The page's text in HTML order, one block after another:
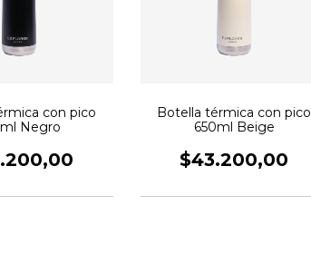
con pico
Negro
Botella térmica con pico
650ml Beige
$43.200,00